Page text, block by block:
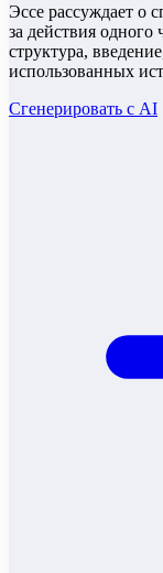
Эссе рассуждает о
за действия одного
структура,
использованных
Сгенерировать с AI